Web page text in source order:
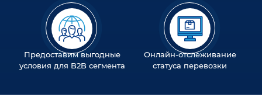
Предоставим выгодные
условия для B2B сегмента
Онлайн-отслеживание
статуса перевозки